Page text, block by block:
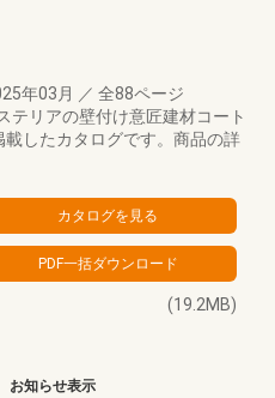
年03月 ／ 全88ページ
テリアの壁付け意匠建材コート
したカタログです。商品の詳
(19.2MB)
お知らせ表示